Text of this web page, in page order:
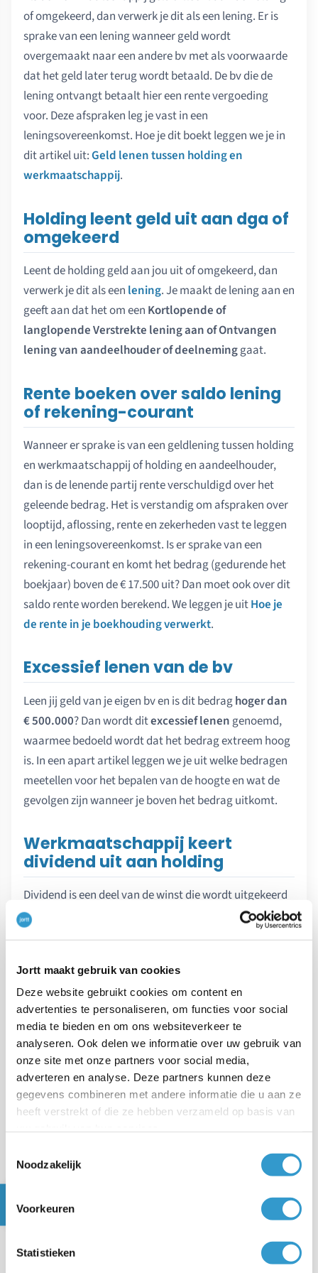
Jortt maakt gebruik van cookies
Deze website gebruikt cookies om content en
advertenties te personaliseren, om functies voor social
media te bieden en om ons websiteverkeer te
analyseren. Ook delen we informatie over uw gebruik van
onze site met onze partners voor social media,
adverteren en analyse. Deze partners kunnen deze
gegevens combineren met andere informatie die u aan ze
heeft verstrekt of die ze hebben verzameld op basis van
Noodzakelijk
Voorkeuren
Statistieken
of omgekeerd, dan verwerk je dit als een lening. Er is
sprake van een lening wanneer geld wordt
overgemaakt naar een andere bv met als voorwaarde
dat het geld later terug wordt betaald. De bv die de
lening ontvangt betaalt hier een rente vergoeding
voor. Deze afspraken leg je vast in een
leningsovereenkomst. Hoe je dit boekt leggen we je in
dit artikel uit:Geld lenen tussen holding en
werkmaatschappij.
Holding leent geld uit aan dga of
omgekeerd
Leent de holding geld aan jou uit of omgekeerd, dan
verwerk je dit als een lening. Je maakt de lening aan en
geeft aan dat het om een Kortlopende of
langlopende Verstrekte lening aan of Ontvangen
lening van aandeelhouder of deelneminggaat.
Rente boeken over saldo lening
of rekening-courant
Wanneer er sprake is van een geldlening tussen holding
en werkmaatschappij of holding en aandeelhouder,
dan is de lenende partij rente verschuldigd over het
geleende bedrag. Het is verstandig om afspraken over
looptijd, aflossing, rente en zekerheden vast te leggen
in een leningsovereenkomst. Is er sprake van een
rekening-courant en komt het bedrag (gedurende het
boekjaar) boven de € 17.500 uit? Dan moet ook over dit
saldo rente worden berekend. We leggen je uitHoe je
de rente in je boekhouding verwerkt.
Excessief lenen van de bv
Leen jij geld van je eigen bv en is dit bedraghoger dan
€ 500.000? Dan wordt ditexcessief lenen genoemd,
waarmee bedoeld wordt dat het bedrag extreem hoog
is. In een apart artikel leggen we je uit welke bedragen
meetellen voor het bepalen van de hoogte en wat de
gevolgen zijn wanneer je boven het bedrag uitkomt.
Werkmaatschappij keert
dividend uit aan holding
Dividend is een deel van de winst die wordt uitgekeerd
aan de aandeelhouders. Je kunt de dividenduitkering
boek ik een dividenduitkeringleggen we stap voor
stap uit hoe je dit verwerkt.
Holding keert dividend uit aan
dga
Keer je dividend uit vanuit de holding naar jezelf? Ook
dan kun je de dividenduitkering overmaken naar jezelf
of verrekenen met je rekening-courant. In dit geval ben
in te
dienen bij de Belastingdienst. In
Dividenduitkering
boekhouding verwerkt. Ook vind je hier een link naar
dividendbelasting invult, wel zo gemakkelijk.